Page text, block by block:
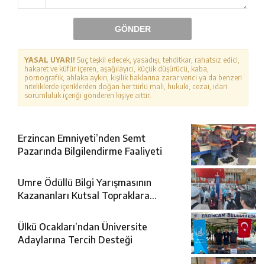
GÖNDER
YASAL UYARI! Suç teşkil edecek, yasadışı, tehditkar, rahatsız edici,
hakaret ve küfür içeren, aşağılayıcı, küçük düşürücü, kaba,
pornografik, ahlaka aykırı, kişilik haklarına zarar verici ya da benzeri
niteliklerde içeriklerden doğan her türlü mali, hukuki, cezai, idari
sorumluluk içeriği gönderen kişiye aittir.
Erzincan Emniyeti’nden Semt
Pazarında Bilgilendirme Faaliyeti
Umre Ödüllü Bilgi Yarışmasının
Kazananları Kutsal Topraklara
Ülkü Ocakları’ndan Üniversite
Adaylarına Tercih Desteği